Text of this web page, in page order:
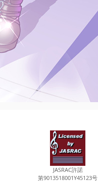
JASRAC許諾
第9013518001Y45123号